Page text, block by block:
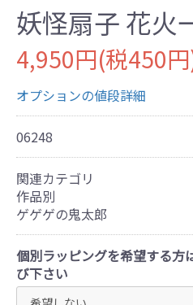
妖怪扇子 花火
4,950円(税450
オプションの値段詳細
06248
関連カテゴリ
作品別
ゲゲゲの鬼太郎
個別ラッピングを希望する方
び下さい